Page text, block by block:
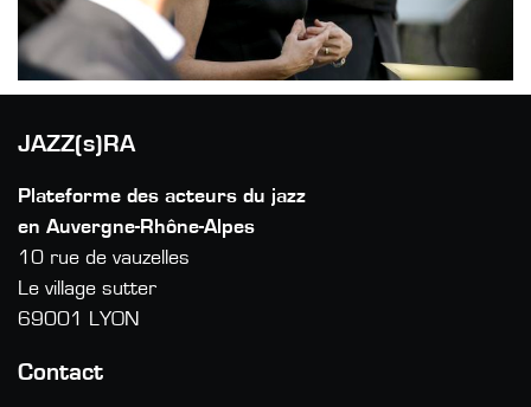
JAZZ(s)RA
Plateforme des acteurs du jazz
en Auvergne-Rhône-Alpes
10 rue de vauzelles
Le village sutter
69001 LYON
Contact